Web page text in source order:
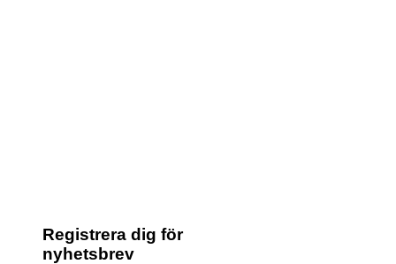
Registrera dig för
nyhetsbrev